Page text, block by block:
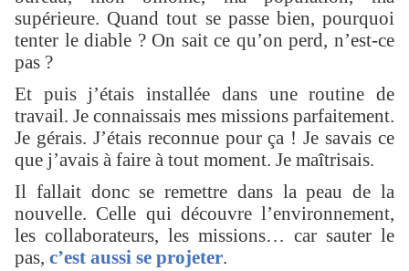
supérieure. Quand tout se passe bien, pourquoi
tenter le diable ? On sait ce qu’on perd, n’est-ce
pas ?
Et puis j’étais installée dans une routine de
travail. Je connaissais mes missions parfaitement.
Je gérais. J’étais reconnue pour ça ! Je savais ce
que j’avais à faire à tout moment. Je maîtrisais.
Il fallait donc se remettre dans la peau de la
nouvelle. Celle qui découvre l’environnement,
les collaborateurs, les missions… car sauter le
pas, c’est aussi se projeter.